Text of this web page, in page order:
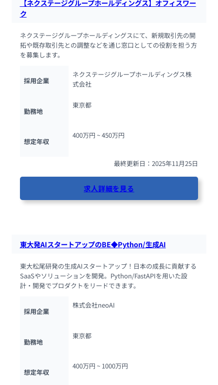
【ネクステージグループホールディングス】オフィスワー
ク
ネクステージグループホールディングスにて、新規取引先の開
拓や既存取引先との調整などを通じ窓口としての役割を担う方
を募集します。
採用企業
ネクステージグループホールディングス株
式会社
勤務地
東京都
想定年収
400万円 ~ 450万円
最終更新日：2025年11月25日
求人詳細を見る
東大発AIスタートアップのBE◆Python/生成AI
東大松尾研発の生成AIスタートアップ！日本の成長に貢献する
SaaSやソリューションを開発。Python/FastAPIを用いた設
計・開発でプロダクトをリードできます。
採用企業
株式会社neoAI
勤務地
東京都
想定年収
400万円 ~ 1000万円